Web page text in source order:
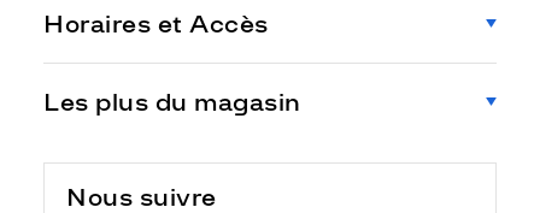
Horaires et Accès
Les plus du magasin
Nous suivre